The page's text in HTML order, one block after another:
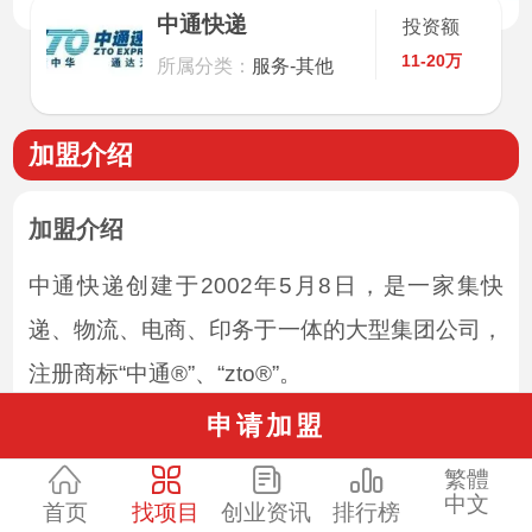
中通快递
所属分类： 服务-其他
投资额
11-20万
加盟介绍
加盟介绍
中通快递创建于2002年5月8日，是一家集快
递、物流、电商、印务于一体的大型集团公司，
注册商标“中通®”、“zto®”。
在“同建共享、信任和责任、创新和企业家精
神”的核心价值观引领下，全体中通人以“用我们
的产品，造就更多人的幸福”为使命，提供着高
申请加盟
首页 找项目 创业资讯 排行榜
繁體
中文